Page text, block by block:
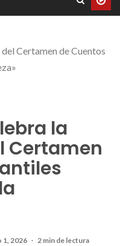
Certamen de Cuentos
la
Certamen
1, 2026 2 min de lectura